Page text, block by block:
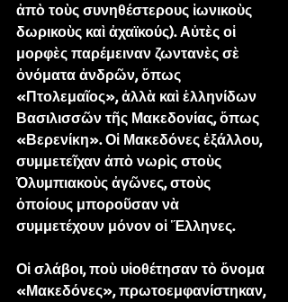
ἀπὸ τοὺς συνηθέστερους ἰωνικοὺς
δωρικοὺς καὶ ἀχαϊκούς). Αὐτὲς οἱ
μορφὲς παρέμειναν ζωντανὲς σὲ
ὀνόματα ἀνδρῶν, ὅπως
«Πτολεμαῖος», ἀλλὰ καὶ ἑλληνίδων
Βασιλισσῶν τῆς Μακεδονίας, ὅπως
«Βερενίκη». Οἱ Μακεδόνες ἐξάλλου,
συμμετεῖχαν ἀπὸ νωρὶς στοὺς
Ὀλυμπιακοὺς ἀγῶνες, στοὺς
ὁποίους μποροῦσαν νὰ
συμμετέχουν μόνον οἱ Ἕλληνες.
Οἱ σλάβοι, ποὺ υἱοθέτησαν τὸ ὄνομα
«Μακεδόνες», πρωτοεμφανίστηκαν,